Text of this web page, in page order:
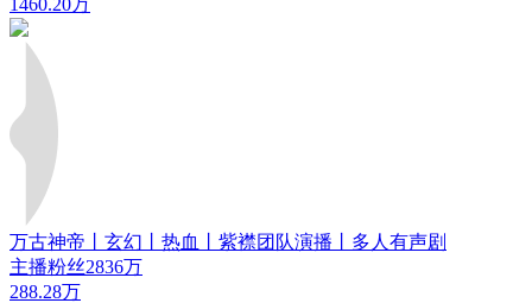
1460.20万
万古神帝丨玄幻丨热血丨紫襟团队演播丨多人有声剧
主播粉丝2836万
288.28万